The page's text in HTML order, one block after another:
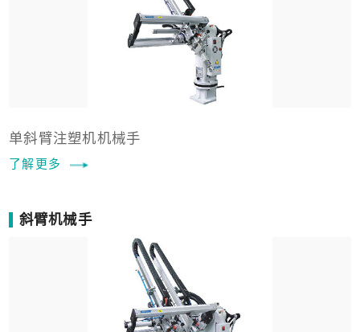
单斜臂注塑机机械手
了解更多
斜臂机械手